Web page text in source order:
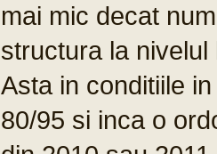
mai mic decat
structura la nivelul
Asta in conditiile
80/95 si inca o